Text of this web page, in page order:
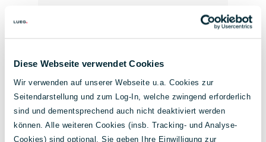
Diese Webseite verwendet Cookies
Wir verwenden auf unserer Webseite u.a. Cookies zur
Seitendarstellung und zum Log-In, welche zwingend erforderlich
sind und dementsprechend auch nicht deaktiviert werden
können. Alle weiteren Cookies (insb. Tracking- und Analyse-
Cookies) sind optional. Sie geben Ihre Einwilligung zur
32.990 €
VERGLEICHEN
ZUM FAHRZEUG